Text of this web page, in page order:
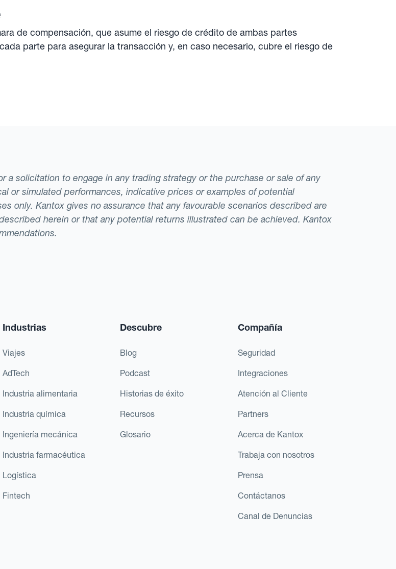
de compensación, que asume el riesgo de crédito de ambas partes
parte para asegurar la transacción y, en caso necesario, cubre el riesgo de
solicitation to engage in any trading strategy or the purchase or sale of any
or simulated performances, indicative prices or examples of potential
only. Kantox gives no assurance that any favourable scenarios described are
herein or that any potential returns illustrated can be achieved. Kantox
Industrias
Viajes
AdTech
Industria alimentaria
Industria química
Ingeniería mecánica
Industria farmacéutica
Logística
Fintech
Descubre
Blog
Podcast
Historias de éxito
Recursos
Glosario
Compañía
Seguridad
Integraciones
Atención al Cliente
Partners
Acerca de Kantox
Trabaja con nosotros
Prensa
Contáctanos
Canal de Denuncias